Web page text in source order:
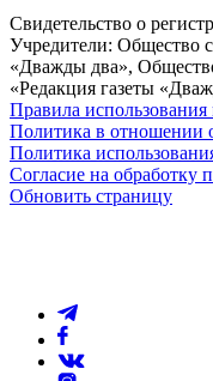
Свидетельство о
Учредители: Общество
«Дважды два»,
«Редакция газеты
Правила использования
Политика в отношении
Политика
Согласие на обработку
Обновить страницу